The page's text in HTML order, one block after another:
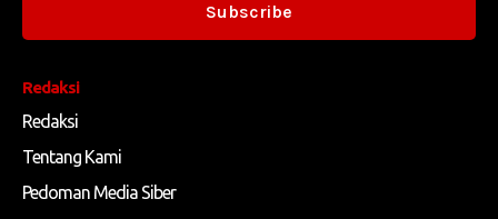
Redaksi
Redaksi
Tentang Kami
Pedoman Media Siber
Subscribe